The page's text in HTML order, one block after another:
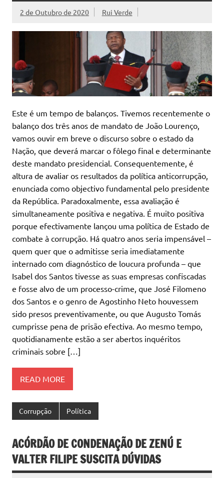
2 de Outubro de 2020 Rui Verde
Este é um tempo de balanços. Tivemos recentemente o
balanço dos três anos de mandato de João Lourenço,
vamos ouvir em breve o discurso sobre o estado da
Nação, que deverá marcar o fôlego final e determinante
deste mandato presidencial. Consequentemente, é
altura de avaliar os resultados da política anticorrupção,
enunciada como objectivo fundamental pelo presidente
da República. Paradoxalmente, essa avaliação é
simultaneamente positiva e negativa. É muito positiva
porque efectivamente lançou uma política de Estado de
combate à corrupção. Há quatro anos seria impensável –
quem quer que o admitisse seria imediatamente
internado com diagnóstico de loucura profunda – que
Isabel dos Santos tivesse as suas empresas confiscadas
e fosse alvo de um processo-crime, que José Filomeno
dos Santos e o genro de Agostinho Neto houvessem
sido presos preventivamente, ou que Augusto Tomás
cumprisse pena de prisão efectiva. Ao mesmo tempo,
quotidianamente estão a ser abertos inquéritos
criminais sobre […]
READ MORE
Corrupção Política
ACÓRDÃO DE CONDENAÇÃO DE ZENÚ E
VALTER FILIPE SUSCITA DÚVIDAS